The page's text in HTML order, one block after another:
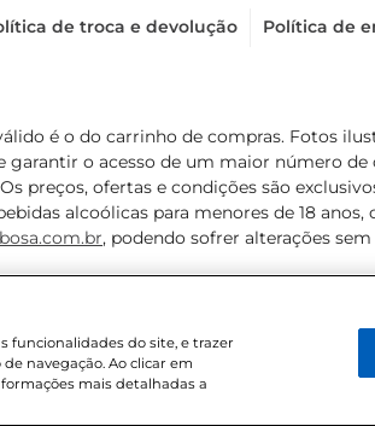
de troca e devolução Política de
é o do carrinho de compras. Fotos
garantir o acesso de um maior número
preços, ofertas e condições são
alcoólicas para menores de 18
, podendo sofrer alterações
funcionalidades do site, e trazer
navegação. Ao clicar em
mais detalhadas a